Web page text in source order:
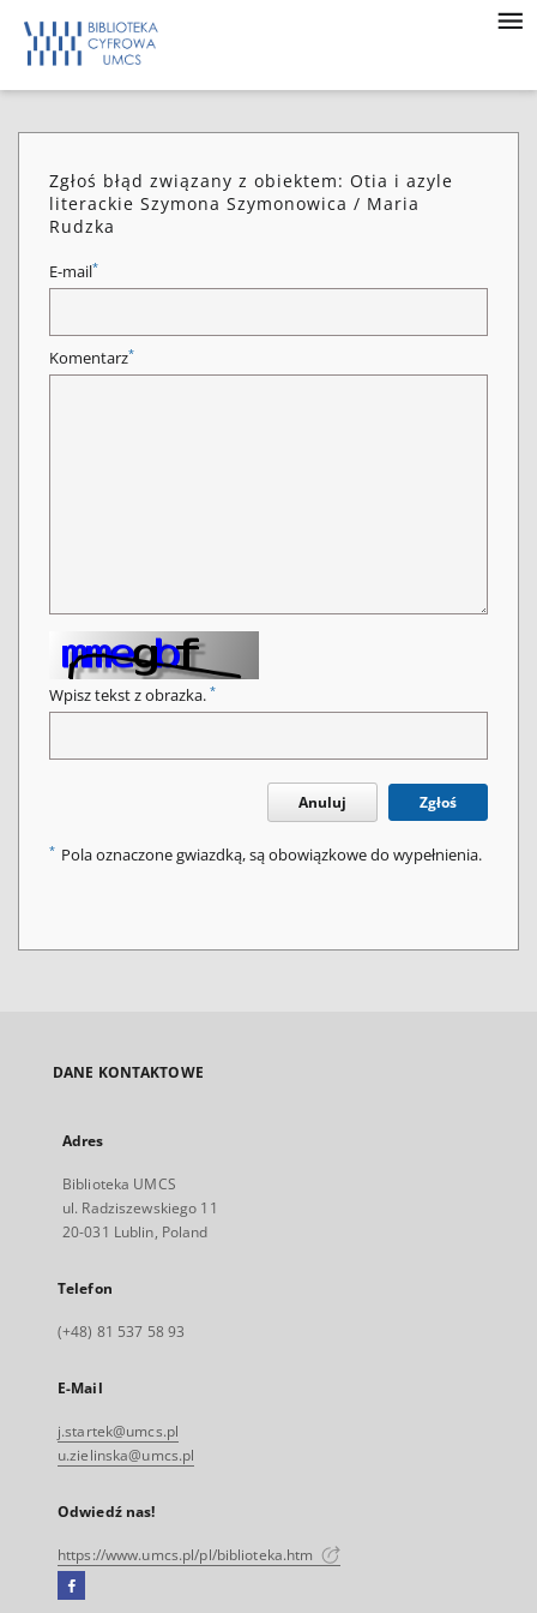
Zgłoś błąd związany z obiektem: Otia i azyle
literackie Szymona Szymonowica / Maria
Rudzka
E-mail*
Komentarz*
Wpisz tekst z obrazka. *
Anuluj Zgłoś
* Pola oznaczone gwiazdką, są obowiązkowe do wypełnienia.
DANE KONTAKTOWE
Adres
Biblioteka UMCS
ul. Radziszewskiego 11
20-031 Lublin, Poland
Telefon
(+48) 81 537 58 93
E-Mail
j.startek@umcs.pl
u.zielinska@umcs.pl
Odwiedź nas!
https://www.umcs.pl/pl/biblioteka.htm
Facebook